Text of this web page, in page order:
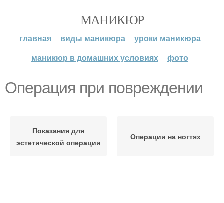
МАНИКЮР
главная виды маникюра
уроки маникюра
маникюр в домашних условиях
фото
Операция при повреждении
Показания для
эстетической операции
Операции на ногтях